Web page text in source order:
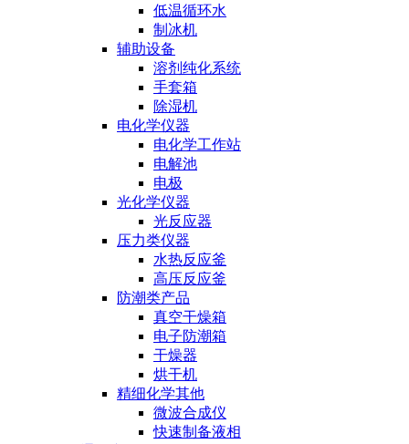
低温循环水
制冰机
辅助设备
溶剂纯化系统
手套箱
除湿机
电化学仪器
电化学工作站
电解池
电极
光化学仪器
光反应器
压力类仪器
水热反应釜
高压反应釜
防潮类产品
真空干燥箱
电子防潮箱
干燥器
烘干机
精细化学其他
微波合成仪
快速制备液相